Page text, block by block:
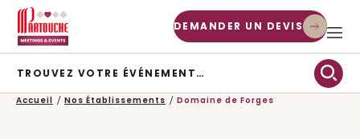
DEMANDER UN DEVIS
TROUVEZ VOTRE ÉVÉNEMENT…
TYPE D’ÉVÉNEMENT
Accueil Nos Établissements Domaine de Forges